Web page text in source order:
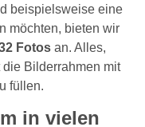
beispielsweise eine
möchten, bieten wir
Fotos an. Alles,
Bilderrahmen mit
füllen.
in vielen